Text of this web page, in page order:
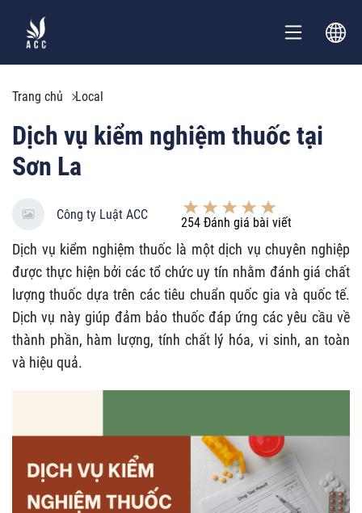
Trang chủ Local
Dịch vụ kiểm nghiệm thuốc tại
Sơn La
Công ty Luật ACC
254 Đánh giá bài viết
Dịch vụ kiểm nghiệm thuốc là một dịch vụ chuyên nghiệp
được thực hiện bởi các tổ chức uy tín nhằm đánh giá chất
lượng thuốc dựa trên các tiêu chuẩn quốc gia và quốc tế.
Dịch vụ này giúp đảm bảo thuốc đáp ứng các yêu cầu về
thành phần, hàm lượng, tính chất lý hóa, vi sinh, an toàn
và hiệu quả.